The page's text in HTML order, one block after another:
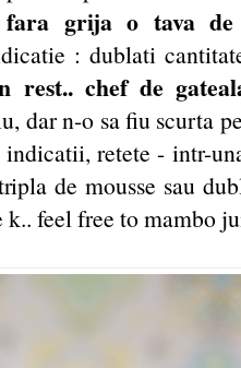
fara grija o tava
: dublati
rest.. chef de
dar n-o sa fiu scurta
retete - intr-
de mousse sau
k.. feel free to mambo